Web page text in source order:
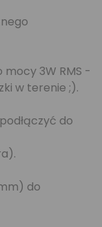
mocy 3W RMS -
w terenie ;).
do
do